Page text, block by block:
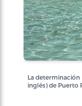
La determinación
inglés) de Puerto